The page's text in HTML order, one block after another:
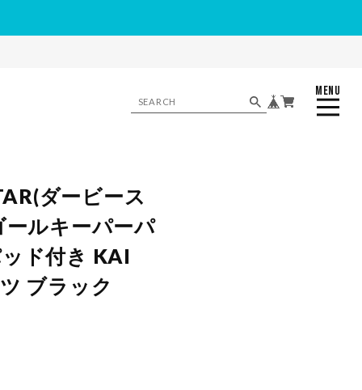
MENU
CLOSE
ダービース
ールキーパーパ
ド付き KAI
ブラック